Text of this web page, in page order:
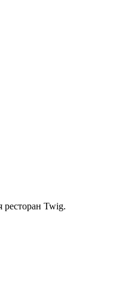
ресторан Twig.